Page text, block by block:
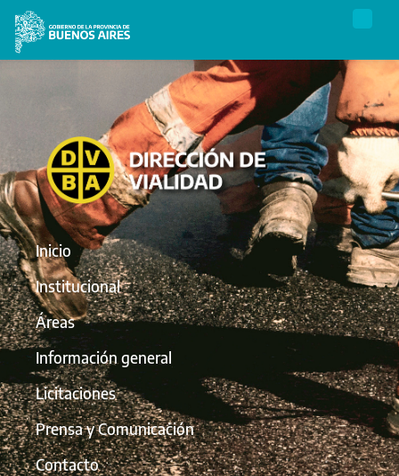
Inicio
Institucional
Áreas
Información general
Licitaciones
Prensa y Comunicación
Contacto